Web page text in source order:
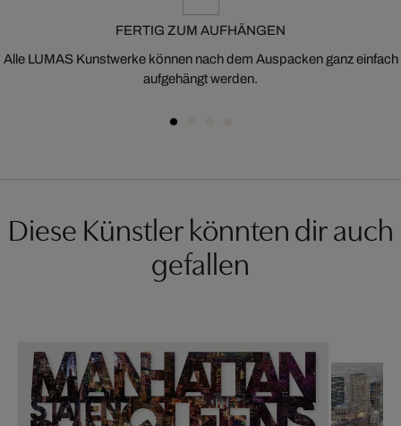
FERTIG ZUM AUFHÄNGEN
Alle LUMAS Kunstwerke können nach dem Auspacken ganz einfach
aufgehängt werden.
Diese Künstler könnten dir auch
gefallen